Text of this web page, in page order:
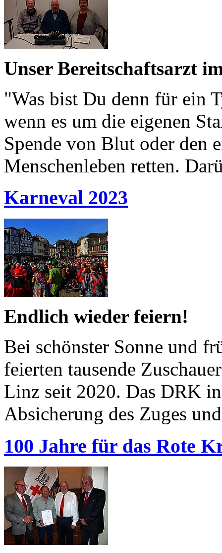
Unser Bereitschaftsarzt
"Was bist Du denn für ein
wenn es um die eigenen
Spende von Blut oder den
Menschenleben retten.
Karneval 2023
Endlich wieder feiern!
Bei schönster Sonne und
feierten tausende
Linz seit 2020. Das DRK
Absicherung des Zuges
100 Jahre für das Rote